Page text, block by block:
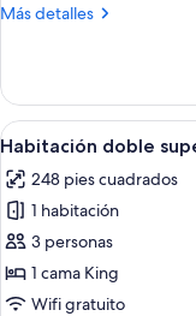
2
Más detalles
Más
superior
con
2
individuales
Abrir
todas
las
fotos
de
Habitación
doble
5
Habitación doble
248 pies cuadrados
1 habitación
3 personas
1 cama King
Wifi gratuito